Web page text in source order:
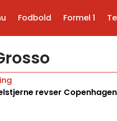
Fodbold Formel 1
revser